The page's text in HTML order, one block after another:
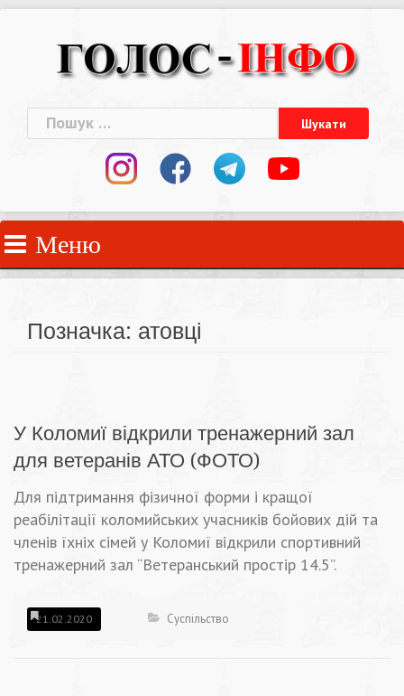
Пошук:
Меню
Позначка: атовці
У Коломиї відкрили тренажерний зал
для ветеранів АТО (ФОТО)
Для підтримання фізичної форми і кращої
реабілітації коломийських учасників бойових дій та
членів їхніх сімей у Коломиї відкрили спортивний
тренажерний зал “Ветеранський простір 14.5”.
21.02.2020 Суспільство